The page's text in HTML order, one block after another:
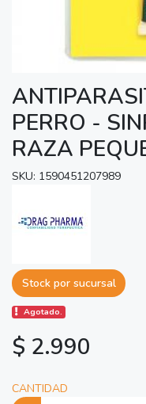
PERRO -
RAZA
SKU: 1590451207989
Stock por sucursal
Agotado.
$ 2.990
CANTIDAD